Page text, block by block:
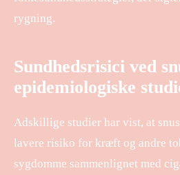
rygning.
Sundhedsrisici ved
epidemiologiske
Adskillige studier har vist, at
lavere risiko for kræft og andre
sygdomme sammenlignet med